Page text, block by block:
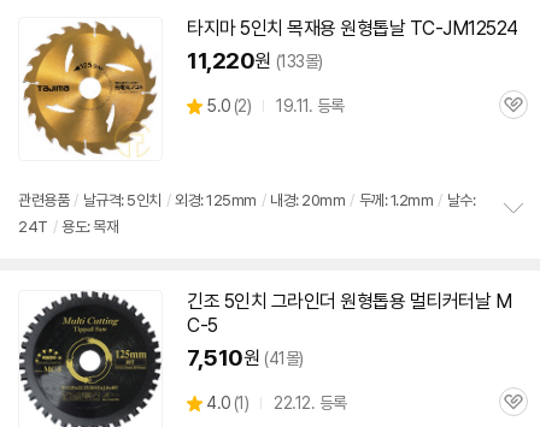
치
타지마 5인치 목재용 원형톱날TC-JM12524
11,220원 (133몰)
별
5.0 (상
2) 19.11. 등록
관
관련용품 / 날규격: 5인치 / 외경: 125mm / 내경: 20mm / 두께: 1.2mm / 날수:
24T / 용도: 목재
긴조 5인치 그라인더 원형톱용 멀티커터날 M
C-5
7,510원 (41몰)
별
4.0 (상
1) 22.12. 등록
관